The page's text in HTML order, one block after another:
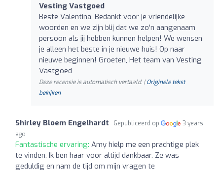
Vesting Vastgoed
Beste Valentina, Bedankt voor je vriendelijke
woorden en we zijn blij dat we zo'n aangenaam
persoon als jij hebben kunnen helpen! We wensen
je alleen het beste in je nieuwe huis! Op naar
nieuwe beginnen! Groeten, Het team van Vesting
Vastgoed
Deze recensie is automatisch vertaald. |Originele tekst
bekijken
Shirley Bloem Engelhardt Gepubliceerd op
3 years
ago
Fantastische ervaring: Amy hielp me een prachtige plek
te vinden. Ik ben haar voor altijd dankbaar. Ze was
geduldig en nam de tijd om mijn vragen te